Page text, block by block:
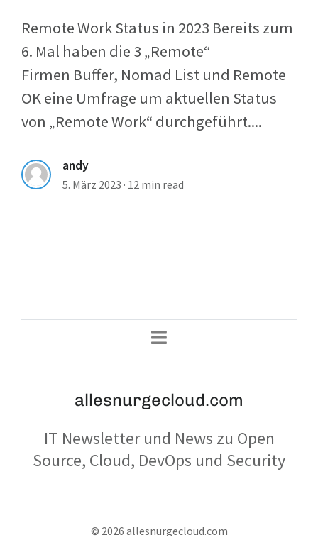
Remote Work Status in 2023 Bereits zum
6. Mal haben die 3 „Remote“
Firmen Buffer, Nomad List und Remote
OK eine Umfrage um aktuellen Status
von „Remote Work“ durchgeführt....
andy
5. März 2023 · 12 min read
allesnurgecloud.com
IT Newsletter und News zu Open
Source, Cloud, DevOps und Security
© 2026 allesnurgecloud.com